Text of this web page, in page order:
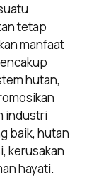
tetap
manfaat
hutan,
industri
baik, hutan
kerusakan
hayati.